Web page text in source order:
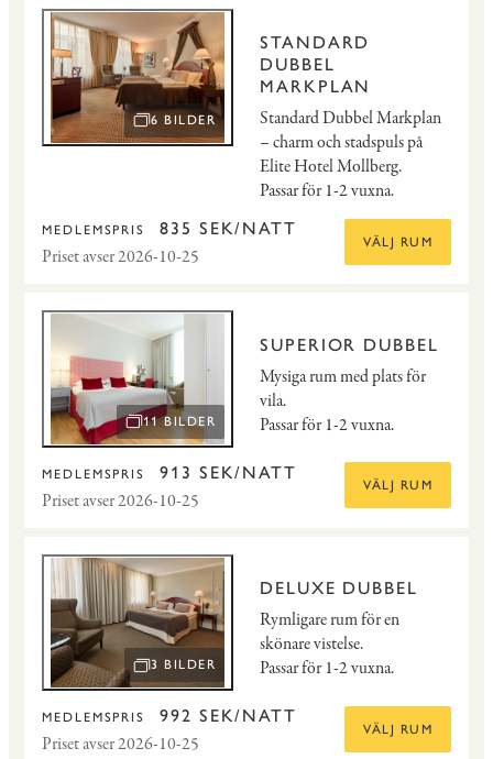
ÖPPNA BILDSPEL
6 BILDER
STANDARD
DUBBEL
MARKPLAN
Standard Dubbel Markplan
– charm och stadspuls på
Elite Hotel Mollberg.
Passar för 1-2 vuxna.
MEDLEMSPRIS 835 SEK/NATT
Priset avser 2026-10-25
VÄLJ RUM
ÖPPNA BILDSPEL
11 BILDER
SUPERIOR DUBBEL
Mysiga rum med plats för
vila.
Passar för 1-2 vuxna.
MEDLEMSPRIS 913 SEK/NATT
Priset avser 2026-10-25
VÄLJ RUM
ÖPPNA BILDSPEL
3 BILDER
DELUXE DUBBEL
Rymligare rum för en
skönare vistelse.
Passar för 1-2 vuxna.
MEDLEMSPRIS 992 SEK/NATT
Priset avser 2026-10-25
VÄLJ RUM